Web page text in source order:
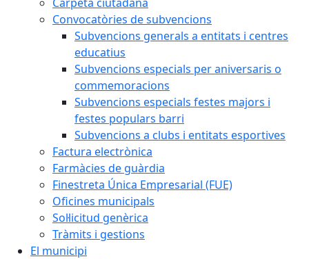
Convocatòries de subvencions
Subvencions generals a entitats i centres
educatius
Subvencions especials per aniversaris o
commemoracions
Subvencions especials festes majors i
festes populars barri
Subvencions a clubs i entitats esportives
Factura electrònica
Farmàcies de guàrdia
Finestreta Única Empresarial (FUE)
Oficines municipals
Sol·licitud genèrica
Tràmits i gestions
El municipi